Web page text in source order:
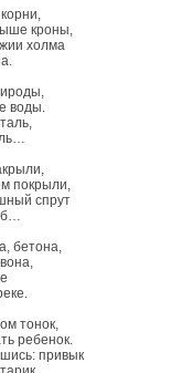
кроны,
холма
воды.
покрыли,
спрут
бетона,
тонок,
ребенок.
привык